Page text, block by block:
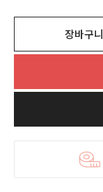
장바구니